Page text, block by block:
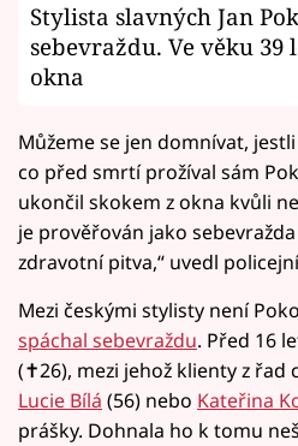
Stylista slavných Jan
sebevraždu. Ve věku 39
okna
Můžeme se jen domnívat,
co před smrtí prožíval sám
ukončil skokem z okna kvůli
je prověřován jako
zdravotní pitva,“ uvedl
Mezi českými stylisty není
spáchal sebevraždu. Před 16
(✝26), mezi jehož klienty z
Lucie Bílá (56) nebo Kateřina
prášky. Dohnala ho k tomu